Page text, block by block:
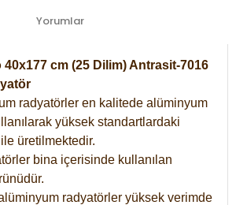
Yorumlar
40x177 cm (25 Dilim) Antrasit-7016
radyatörler en kalitede alüminyum
yüksek standartlardaki
üretilmektedir.
bina içerisinde kullanılan
radyatörler yüksek verimde